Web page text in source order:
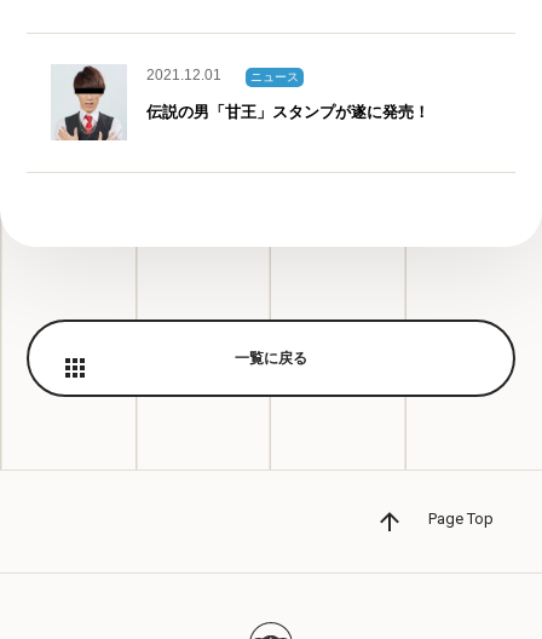
2021.12.01 ニュース
伝説の男「甘王」スタンプが遂に発売！
緒方雅史(甘王)出演 舞台「私のホストちゃん
一覧に戻る
Page Top